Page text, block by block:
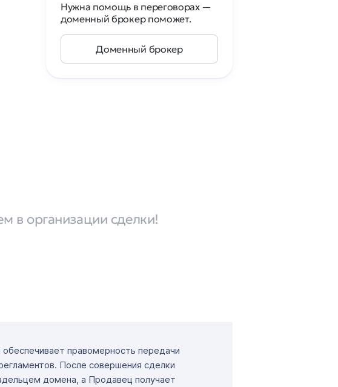
Нужна помощь в переговорах —
доменный брокер поможет.
Доменный брокер
в организации сделки!
правомерность передачи
После совершения сделки
домена, а Продавец получает